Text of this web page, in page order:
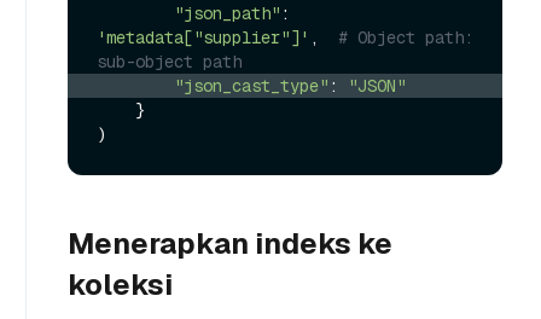
"json_path"
'metadata["supplier"]' , # Object path:
sub-object path
"json_cast_type" :
"JSON"
Menerapkan indeks ke
koleksi